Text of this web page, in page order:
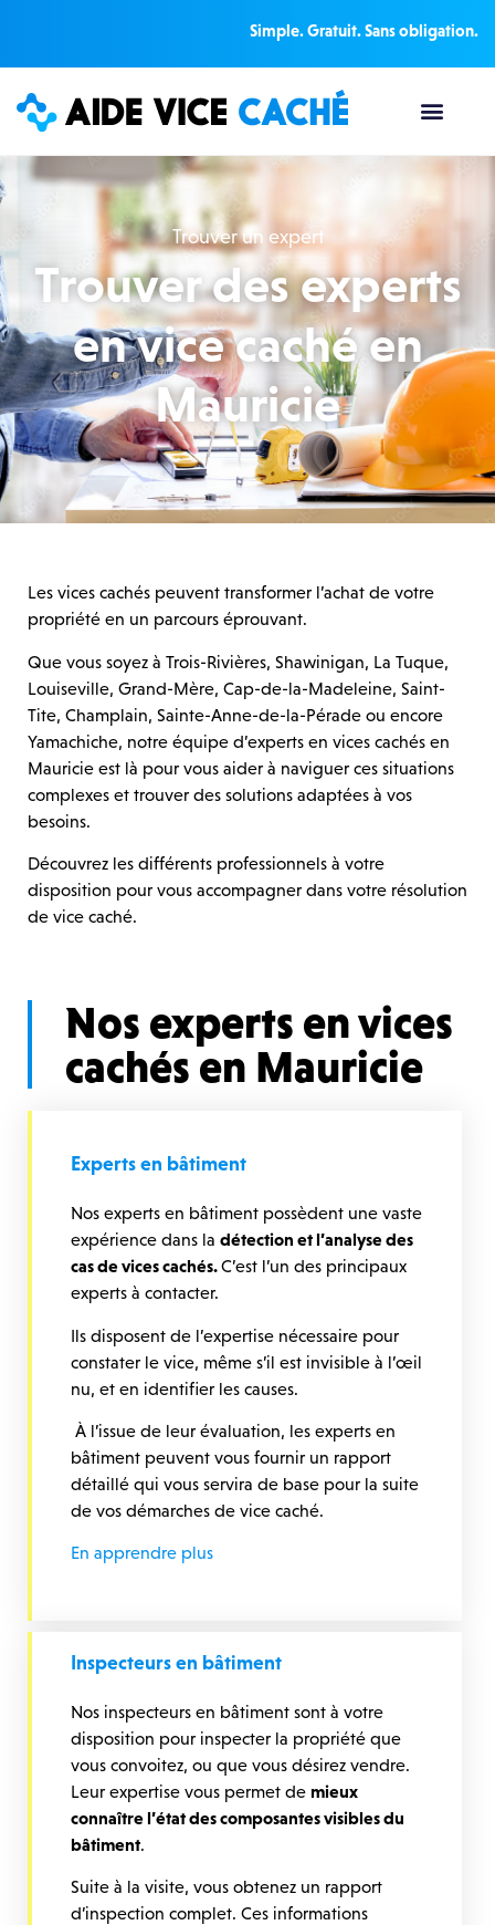
Simple. Gratuit. Sans obligation.
Trouver un expert
Trouver des experts
en vice caché en
Mauricie
Les vices cachés peuvent transformer l’achat de votre
propriété en un parcours éprouvant.
Que vous soyez à Trois-Rivières, Shawinigan, La Tuque,
Louiseville, Grand-Mère, Cap-de-la-Madeleine, Saint-
Tite, Champlain, Sainte-Anne-de-la-Pérade ou encore
Yamachiche, notre équipe d’experts en vices cachés en
Mauricie est là pour vous aider à naviguer ces situations
complexes et trouver des solutions adaptées à vos
besoins.
Découvrez les différents professionnels à votre
disposition pour vous accompagner dans votre résolution
de vice caché.
Nos experts en vices
cachés en Mauricie
Experts en bâtiment
Nos experts en bâtiment possèdent une vaste
expérience dans la détection et l’analyse des
cas de vices cachés.C’est l’un des principaux
experts à contacter.
Ils disposent de l’expertise nécessaire pour
constater le vice, même s’il est invisible à l’œil
nu, et en identifier les causes.
À l’issue de leur évaluation, les experts en
bâtiment peuvent vous fournir un rapport
détaillé qui vous servira de base pour la suite
de vos démarches de vice caché.
En apprendre plus
Inspecteurs en bâtiment
Nos inspecteurs en bâtiment sont à votre
disposition pour inspecter la propriété que
vous convoitez, ou que vous désirez vendre.
Leur expertise vous permet de mieux
connaître l’état des composantes visibles du
bâtiment.
Suite à la visite, vous obtenez un rapport
d’inspection complet. Ces informations